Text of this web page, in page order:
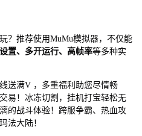
推荐使用MuMu模拟器，不仅能
置、多开运行、高帧率等多种实
满V ，多重福利助您尽情畅
易！冰冻切割，挂机打宝轻松无
的战斗体验！跨服争霸、热血攻
法大陆！